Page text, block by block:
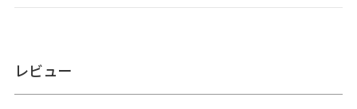
くりのため、細かな個体差があります。※生地の厚みや素材
レビュー